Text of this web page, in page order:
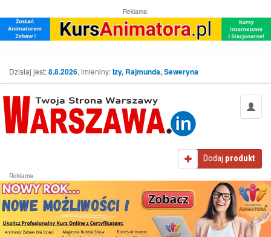
Reklama:
Dzisiaj jest:8.8.2026, imieniny:Izy, Rajmunda, Seweryna
Dodaj produkt
Reklama